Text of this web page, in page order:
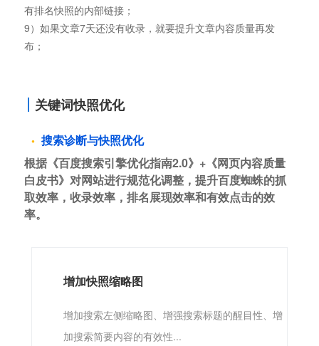
有排名快照的内部链接；
9）如果文章7天还没有收录，就要提升文章内容质量再发
布；
关键词快照优化
搜索诊断与快照优化
根据《百度搜索引擎优化指南2.0》+《网页内容质量
白皮书》对网站进行规范化调整，提升百度蜘蛛的抓
取效率，收录效率，排名展现效率和有效点击的效
率。
增加快照缩略图
增加搜索左侧缩略图、增强搜索标题的醒目性、增
加搜索简要内容的有效性...